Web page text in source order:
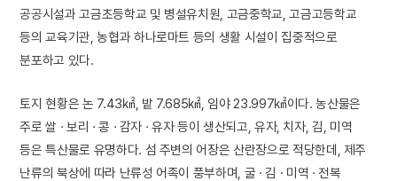
공공시설과 고금초등학교 및 병설유치원, 고금중학교, 고금고등학교
등의 교육기관, 농협과 하나로마트 등의 생활 시설이 집중적으로
분포하고 있다.
토지 현황은 논 7.43㎢, 밭 7.685㎢, 임야 23.997㎢이다. 농산물은
주로 쌀 · 보리 · 콩 · 감자 · 유자 등이 생산되고, 유자, 치자, 김, 미역
등은 특산물로 유명하다. 섬 주변의 어장은 산란장으로 적당한데, 제주
난류의 북상에 따라 난류성 어족이 풍부하며, 굴 · 김 · 미역 · 전복